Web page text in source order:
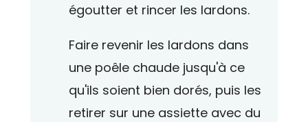
égoutter et rincer les lardons.
Faire revenir les lardons dans
une poêle chaude jusqu'à ce
qu'ils soient bien dorés, puis les
retirer sur une assiette avec du